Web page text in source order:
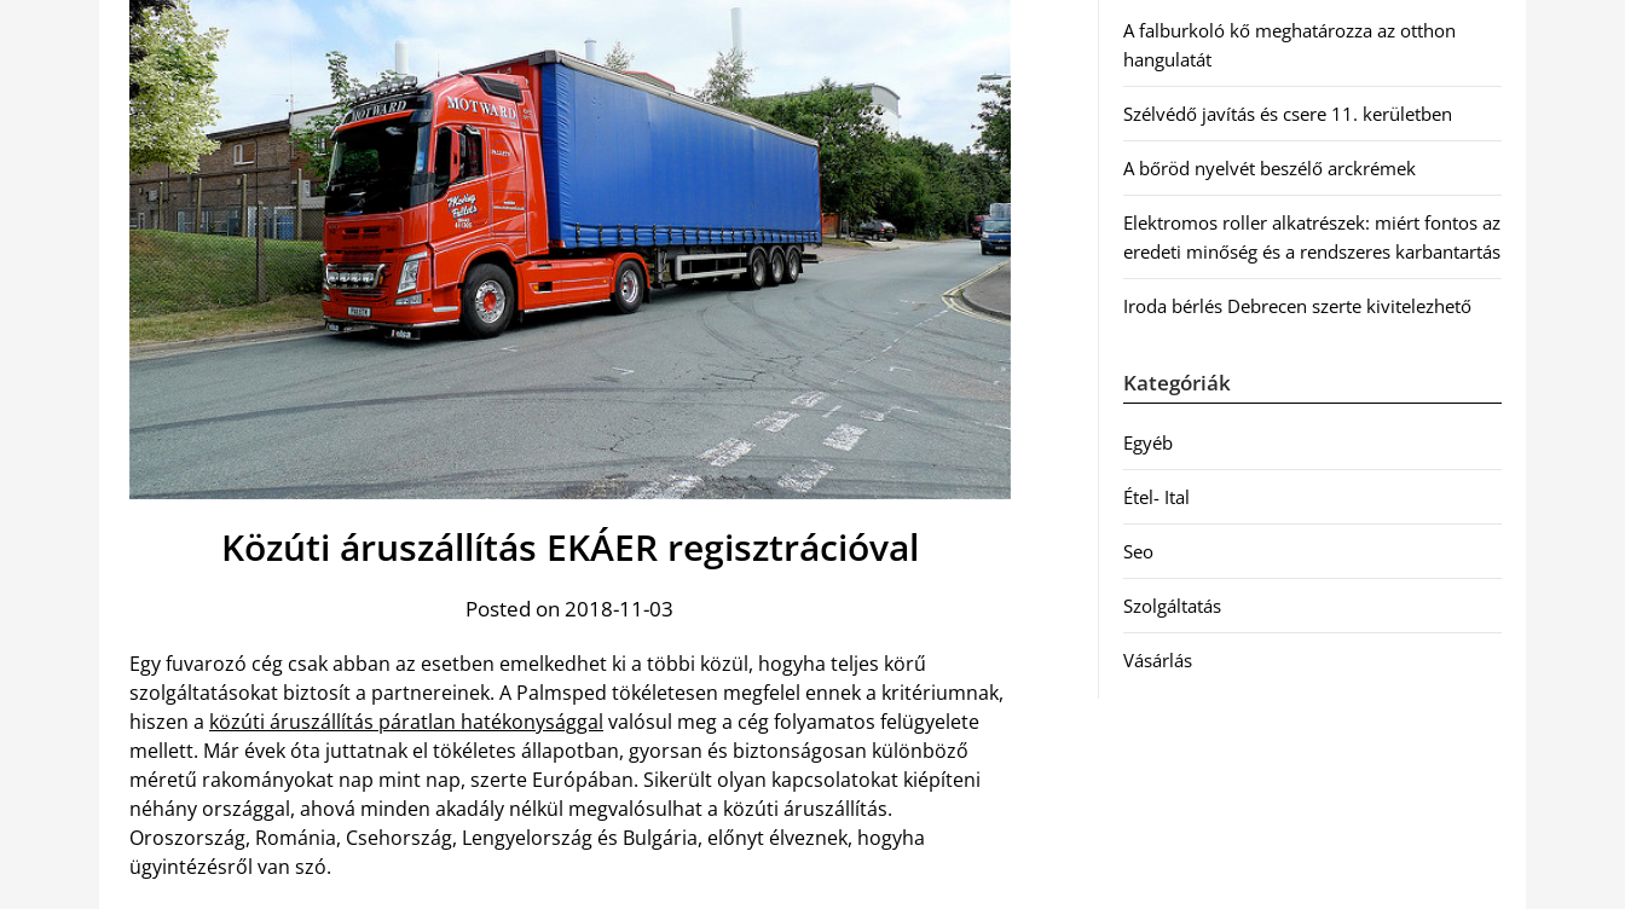
Közúti áruszállítás EKÁER regisztrációval
Posted on 2018-11-03
Egy fuvarozó cég csak abban az esetben emelkedhet ki a többi közül, hogyha teljes körű
szolgáltatásokat biztosít a partnereinek. A Palmsped tökéletesen megfelel ennek a kritériumnak,
hiszen a közúti áruszállítás páratlan hatékonysággal valósul meg a cég folyamatos felügyelete
mellett. Már évek óta juttatnak el tökéletes állapotban, gyorsan és biztonságosan különböző
méretű rakományokat nap mint nap, szerte Európában. Sikerült olyan kapcsolatokat kiépíteni
néhány országgal, ahová minden akadály nélkül megvalósulhat a közúti áruszállítás.
Oroszország, Románia, Csehország, Lengyelország és Bulgária, előnyt élveznek, hogyha
ügyintézésről van szó.
A falburkoló kő meghatározza az otthon
hangulatát
Szélvédő javítás és csere 11. kerületben
A bőröd nyelvét beszélő arckrémek
Elektromos roller alkatrészek: miért fontos az
eredeti minőség és a rendszeres karbantartás
Iroda bérlés Debrecen szerte kivitelezhető
Kategóriák
Egyéb
Étel- Ital
Seo
Szolgáltatás
Vásárlás